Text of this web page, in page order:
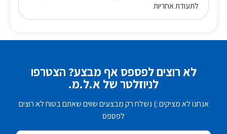
לתעודת אחריות
לא רוצים לפספס אף מבצע? הצטרפו
לניוזלטר של א.ל.מ.
אנחנו לא מציקים :) נשלח רק מבצעים שווים שאתם בטוח לא רוצים
לפספס